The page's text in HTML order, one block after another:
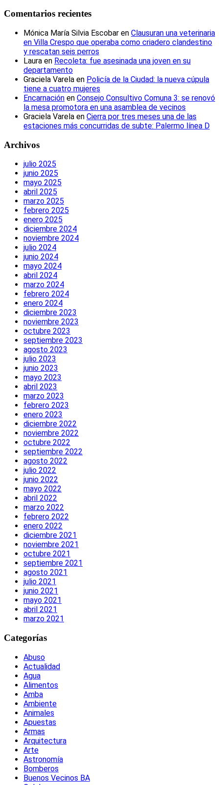
Comentarios recientes
Mónica María Silvia Escobar en Clausuran una veterinaria
en Villa Crespo que operaba como criadero clandestino
y rescatan seis perros
Laura en Recoleta: fue asesinada una joven en su
departamento
Graciela Varela en Policía de la Ciudad: la nueva cúpula
tiene a cuatro mujeres
Encarnación en Consejo Consultivo Comuna 3: se renovó
la mesa promotora en una asamblea de vecinos
Graciela Varela en Cierra por tres meses una de las
estaciones más concurridas de subte: Palermo línea D
Archivos
julio 2025
junio 2025
mayo 2025
abril 2025
marzo 2025
febrero 2025
enero 2025
diciembre 2024
noviembre 2024
julio 2024
junio 2024
mayo 2024
abril 2024
marzo 2024
febrero 2024
enero 2024
diciembre 2023
noviembre 2023
octubre 2023
septiembre 2023
agosto 2023
julio 2023
junio 2023
mayo 2023
abril 2023
marzo 2023
febrero 2023
enero 2023
diciembre 2022
noviembre 2022
octubre 2022
septiembre 2022
agosto 2022
julio 2022
junio 2022
mayo 2022
abril 2022
marzo 2022
febrero 2022
enero 2022
diciembre 2021
noviembre 2021
octubre 2021
septiembre 2021
agosto 2021
julio 2021
junio 2021
mayo 2021
abril 2021
marzo 2021
Categorías
Abuso
Actualidad
Agua
Alimentos
Amba
Ambiente
Animales
Apuestas
Armas
Arquitectura
Arte
Astronomía
Bomberos
Buenos Vecinos BA